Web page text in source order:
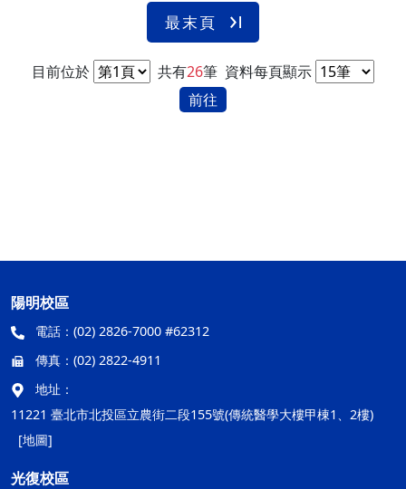
最末頁
目前位於 共有26筆 資料每頁顯示
前往
陽明校區
電話： (02) 2826-7000 #62312
傳真： (02) 2822-4911
地址：
11221 臺北市北投區立農街二段155號(傳統醫學大樓甲棟1、2樓)
[地圖]
光復校區